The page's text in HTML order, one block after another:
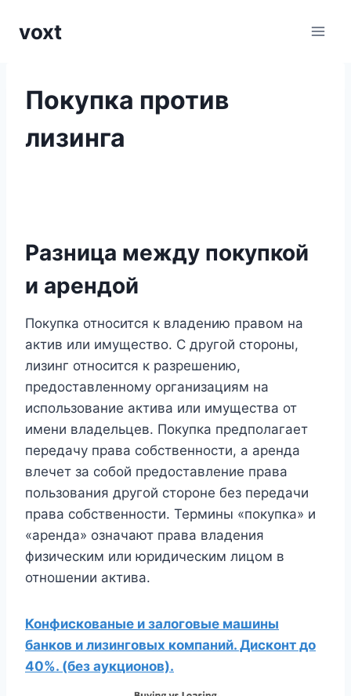
voxt
Покупка против
лизинга
Разница между покупкой
и арендой
Покупка относится к владению правом на
актив или имущество. С другой стороны,
лизинг относится к разрешению,
предоставленному организациям на
использование актива или имущества от
имени владельцев. Покупка предполагает
передачу права собственности, а аренда
влечет за собой предоставление права
пользования другой стороне без передачи
права собственности. Термины «покупка» и
«аренда» означают права владения
физическим или юридическим лицом в
отношении актива.
Конфискованые и залоговые машины
банков и лизинговых компаний. Дисконт до
40%. (без аукционов).